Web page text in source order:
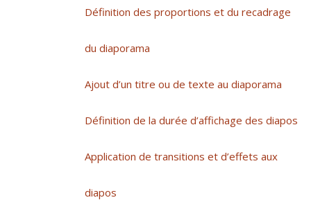
Définition des proportions et du recadrage
du diaporama
Ajout d’un titre ou de texte au diaporama
Définition de la durée d’affichage des diapos
Application de transitions et d’effets aux
diapos